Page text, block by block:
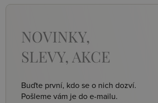
NOVINKY,
SLEVY, AKCE
Buďte první, kdo se o nich dozví.
Pošleme vám je do e-mailu.